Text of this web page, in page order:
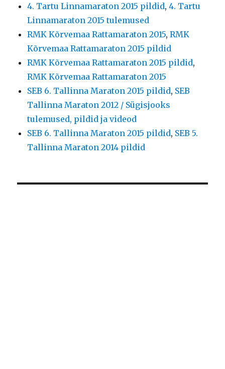
4. Tartu Linnamaraton 2015 pildid,4. Tartu
Linnamaraton 2015 tulemused
RMK Kõrvemaa Rattamaraton 2015,RMK
Kõrvemaa Rattamaraton 2015 pildid
RMK Kõrvemaa Rattamaraton 2015 pildid,
RMK Kõrvemaa Rattamaraton 2015
SEB 6. Tallinna Maraton 2015 pildid, SEB
Tallinna Maraton 2012 / Sügisjooks
tulemused, pildid ja videod
SEB 6. Tallinna Maraton 2015 pildid, SEB 5.
Tallinna Maraton 2014 pildid